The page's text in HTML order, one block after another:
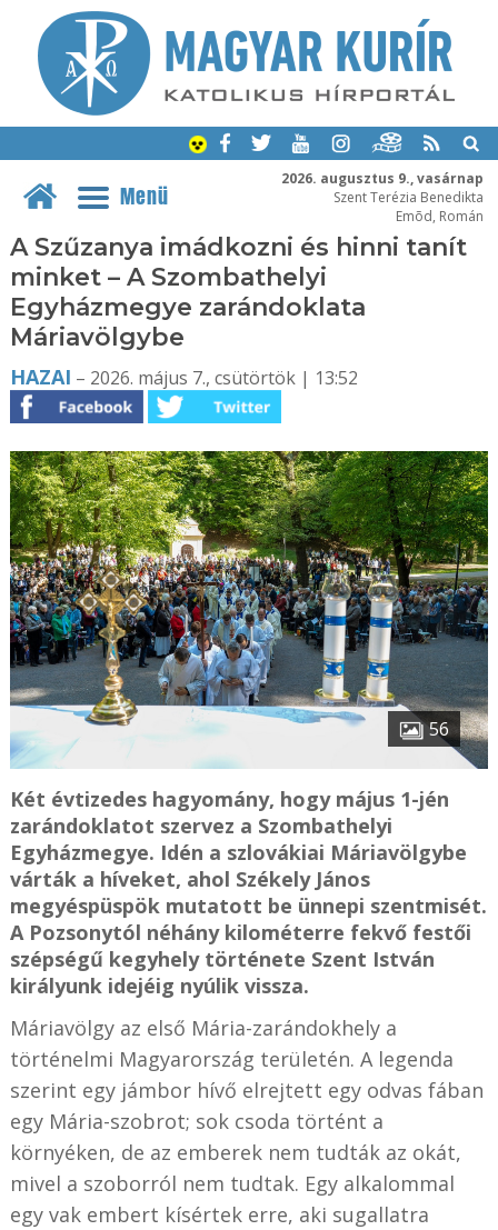
2026. augusztus 9., vasárnap
Szent Terézia Benedikta
Emõd, Román
Menü
A Szűzanya imádkozni és hinni tanít
minket – A Szombathelyi
Egyházmegye zarándoklata
Máriavölgybe
HAZAI – 2026. május 7., csütörtök | 13:52
56
Két évtizedes hagyomány, hogy május 1-jén
zarándoklatot szervez a Szombathelyi
Egyházmegye. Idén a szlovákiai Máriavölgybe
várták a híveket, ahol Székely János
megyéspüspök mutatott be ünnepi szentmisét.
A Pozsonytól néhány kilométerre fekvő festői
szépségű kegyhely története Szent István
királyunk idejéig nyúlik vissza.
Máriavölgy az első Mária-zarándokhely a
történelmi Magyarország területén. A legenda
szerint egy jámbor hívő elrejtett egy odvas fában
egy Mária-szobrot; sok csoda történt a
környéken, de az emberek nem tudták az okát,
mivel a szoborról nem tudtak. Egy alkalommal
egy vak embert kísértek erre, aki sugallatra